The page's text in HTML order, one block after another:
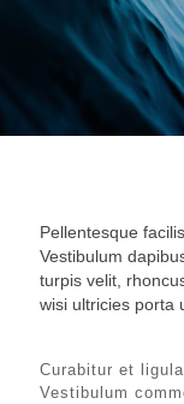
Pellentesque
Vestibulum
turpis velit,
wisi ultricies porta
Curabitur et
Vestibulum